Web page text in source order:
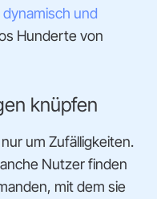
und
Hunderte von
knüpfen
um Zufälligkeiten.
Nutzer finden
mit dem sie